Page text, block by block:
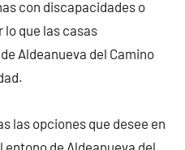
con discapacidades o
lo que las casas
Aldeanueva del Camino
las opciones que desee en